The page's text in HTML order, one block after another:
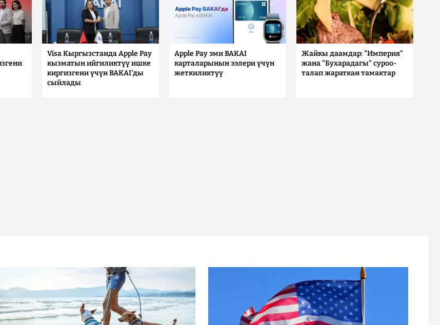
Visa Кыргызстанда Apple Pay
кызматын ийгиликтүү ишке
киргизгени үчүн BAKAI'ды
сыйлады
Apple Pay эми BAKAI
карталарынын ээлери үчүн
жеткиликтүү
Жайкы даамдар: "Империя"
жана "Бухарадагы" суроо-
талап жараткан тамактар